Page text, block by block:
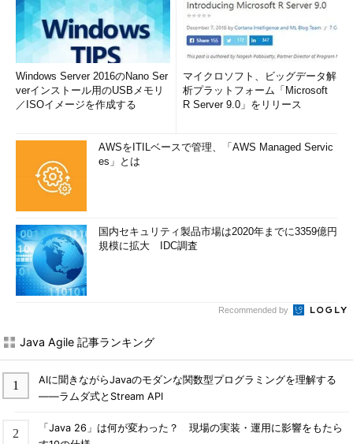
Windows Server 2016のNano Ser
verインストール用のUSBメモリ
／ISOイメージを作成する
マイクロソフト、ビッグデータ解
析プラットフォーム「Microsoft
R Server 9.0」をリリース
AWSをITILベースで管理、「AWS Managed Servic
es」とは
国内セキュリティ製品市場は2020年までに3359億円
規模に拡大 IDC調査
Recommended by
Java Agile 記事ランキング
AIに聞きながらJavaのモダンな関数型プログラミングを理解する
――ラムダ式とStream API
「Java 26」は何が変わった？ 現場の実装・運用に影響をもたら